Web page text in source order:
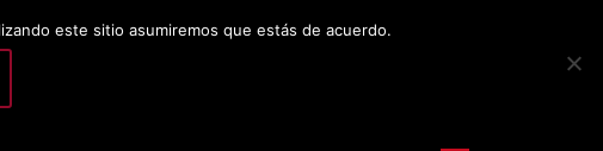
Mi cuenta 0 elementos
este sitio asumiremos que estás de acuerdo.